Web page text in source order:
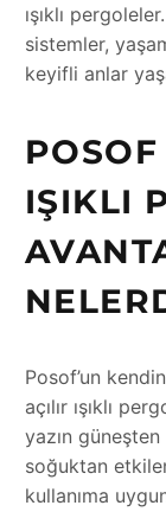
ışıklı
sistemler,
keyifli anlar
IŞIKLI
Posof’un
açılır ışıklı
yazın
soğuktan
kullanıma